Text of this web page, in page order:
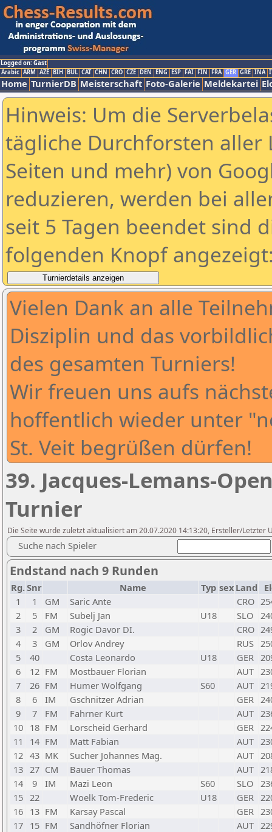
Logged on: Gast
Arabic ARM AZE BIH BUL CAT CHN CRO CZE DEN ENG ESP FAI FIN FRA GER GRE INA
Home TurnierDB Meisterschaft Foto-Galerie Meldekartei
Hinweis: Um die
tägliche Durchforsten aller
Seiten und mehr) von
reduzieren, werden bei
seit 5 Tagen beendet sind
folgenden Knopf
Vielen Dank an alle
Disziplin und das
des gesamten Turniers!
Wir freuen uns aufs
hoffentlich wieder unter
St. Veit begrüßen dürfen!
39. Jacques-Lemans-
Turnier
Die Seite wurde zuletzt aktualisiert am 20.07.2020 14:13:20, Ersteller/Letzter
Suche nach Spieler
Endstand nach 9 Runden
Rg.Snr Name Typ sex Land
1
1 GM Saric Ante CRO
2
5 FM Subelj Jan U18 SLO
3
2 GM Rogic Davor DI. CRO
4
3 GM Orlov Andrey RUS
5
40 Costa Leonardo U18 GER
6
12 FM Mostbauer Florian AUT
7
26 FM Humer Wolfgang S60 AUT
8
6 IM Gschnitzer Adrian GER
9
7 FM Fahrner Kurt AUT
10 18 FM Lorscheid Gerhard GER
11
14 FM Matt Fabian AUT
12 43 MK Sucher Johannes Mag. AUT
13 27 CM Bauer Thomas AUT
14
9 IM Mazi Leon S60 SLO
15 22 Woelk Tom-Frederic U18 GER
16 13 FM Karsay Pascal GER
17 15 FM Sandhöfner Florian AUT